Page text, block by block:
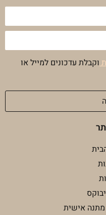
וקבלת עדכונים למייל או
אישית